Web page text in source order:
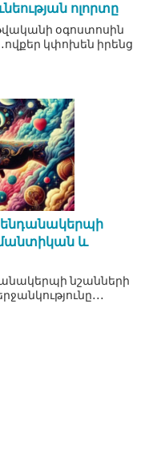
ոլորտը
օգոստոսին
կփոխեն իրենց
և
նշանների